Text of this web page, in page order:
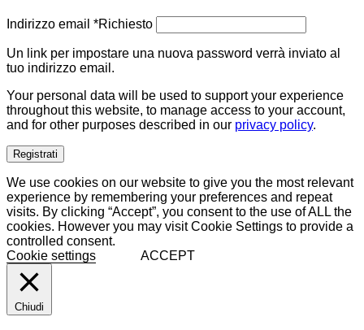
Indirizzo email *Richiesto
Un link per impostare una nuova password verrà inviato al
tuo indirizzo email.
Your personal data will be used to support your experience
throughout this website, to manage access to your account,
and for other purposes described in our privacy policy.
Registrati
We use cookies on our website to give you the most relevant
experience by remembering your preferences and repeat
visits. By clicking “Accept”, you consent to the use of ALL the
cookies. However you may visit Cookie Settings to provide a
controlled consent.
Cookie settings
ACCEPT
Chiudi